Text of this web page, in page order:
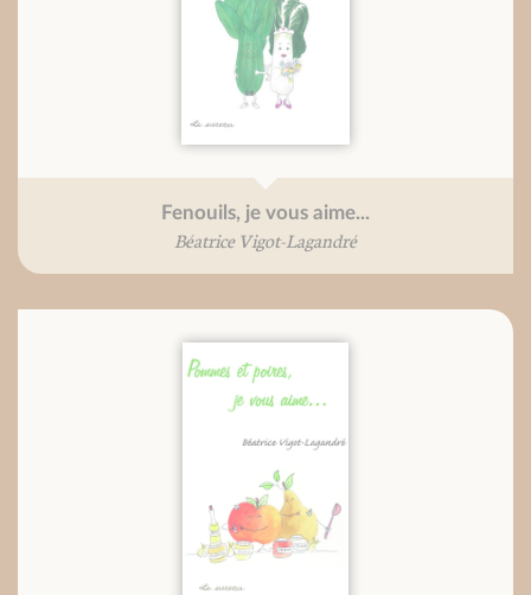
Fenouils, je vous aime...
Béatrice Vigot-Lagandré